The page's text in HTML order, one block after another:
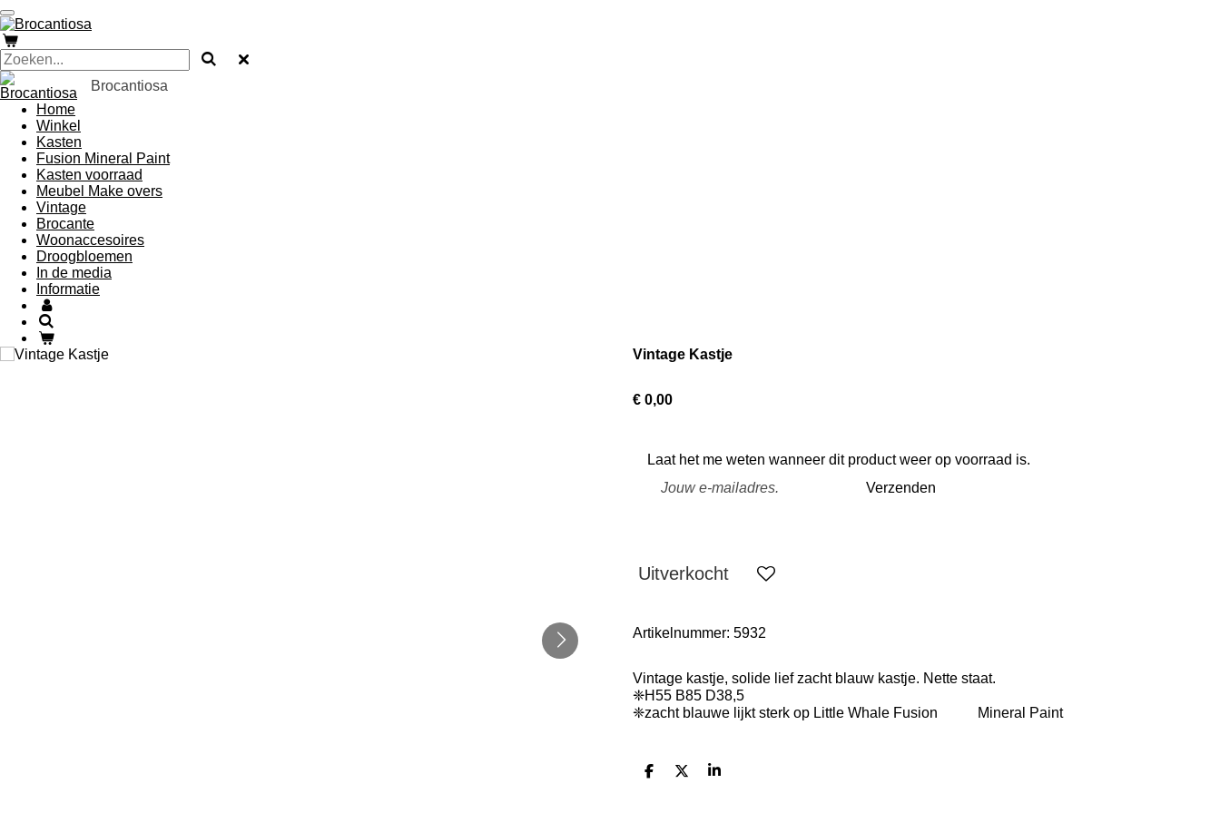
Ga
direct
naar
de
hoofdinhoudBrocantiosa
Home
Winkel
Kasten
Fusion Mineral Paint
Kasten voorraad
Meubel Make overs
Vintage
Brocante
Woonaccesoires
Droogbloemen
In de media
Informatie
Vintage Kastje
€ 0,00
Laat het me weten wanneer dit product weer op voorraad is.
Verzenden
Uitverkocht
Artikelnummer: 5932
Vintage kastje, solide lief zacht blauw kastje. Nette staat.
❈H55 B85 D38,5
❈zacht blauwe lijkt sterk op Little Whale Fusion Mineral Paint
D
D
S